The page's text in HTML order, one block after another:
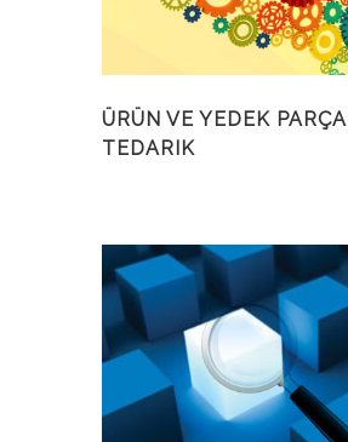
ÜRÜN VE YEDEK PARÇA
TEDARIK